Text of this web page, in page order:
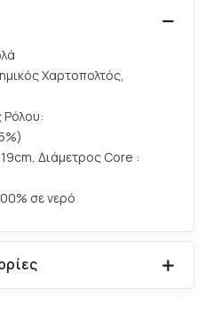
Χαρτοπολτός,
Διάμετρος Core :
σε νερό